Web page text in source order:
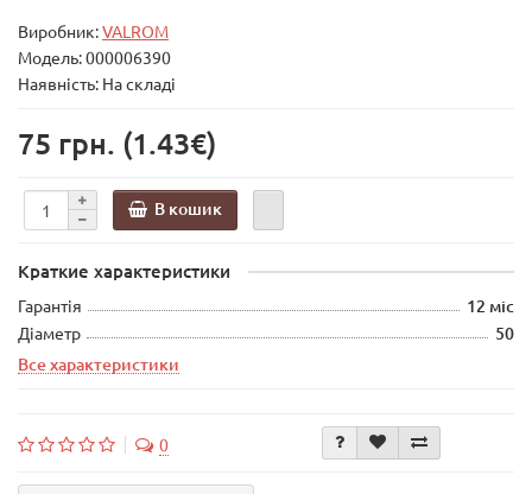
Виробник:VALROM
Модель:000006390
Наявність: На складі
75 грн. (1.43€)
В кошик
Краткие характеристики
Гарантія 12 міс
Діаметр
50
Все характеристики
0